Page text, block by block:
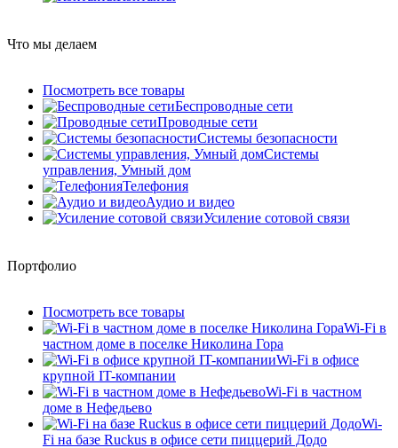
Что мы делаем
Посмотреть все товары
Беспроводные сети
Проводные сети
Системы безопасности
Системы
управления, Умный дом
Телефония
Аудио и видео
Усиление сотовой связи
Портфолио
Посмотреть все товары
Wi-Fi в
частном доме в поселке Николина Гора
Wi-Fi в офисе
крупной IT-компании
Wi-Fi в частном
доме в Нефедьево
Wi-
Fi на базе Ruckus в офисе сети пиццерий Додо